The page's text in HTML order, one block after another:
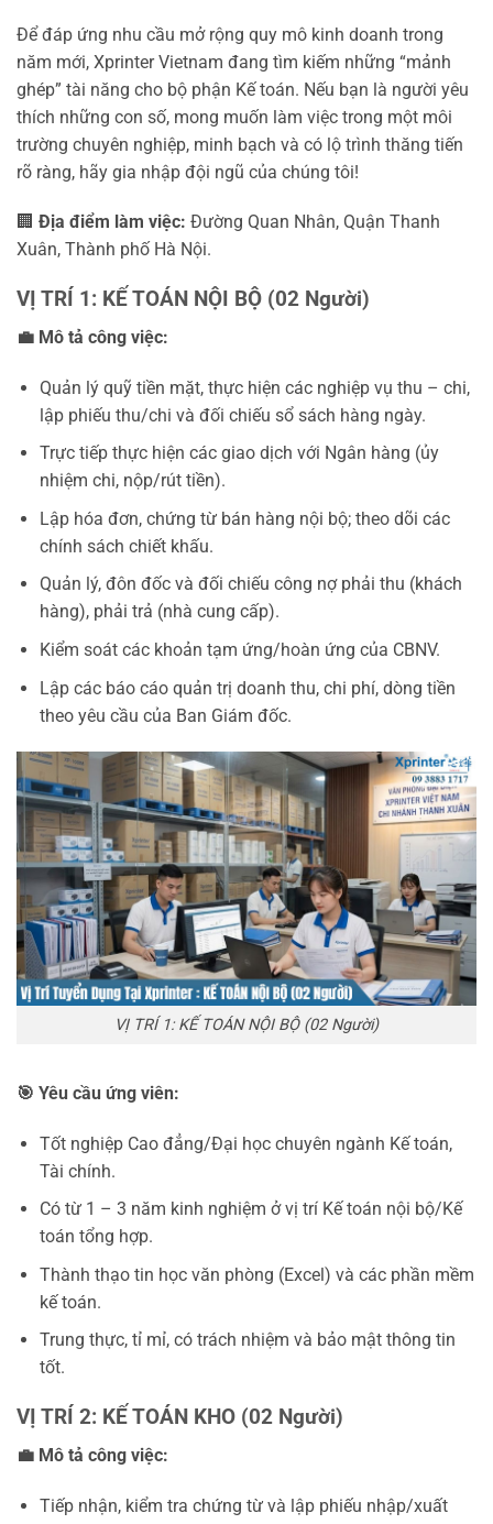
Để đáp ứng nhu cầu mở rộng quy mô kinh doanh trong
năm mới, Xprinter Vietnam đang tìm kiếm những “mảnh
ghép” tài năng cho bộ phận Kế toán. Nếu bạn là người yêu
thích những con số, mong muốn làm việc trong một môi
trường chuyên nghiệp, minh bạch và có lộ trình thăng tiến
rõ ràng, hãy gia nhập đội ngũ của chúng tôi!
🏢 Địa điểm làm việc: Đường Quan Nhân, Quận Thanh
Xuân, Thành phố Hà Nội.
VỊ TRÍ 1: KẾ TOÁN NỘI BỘ (02 Người)
💼 Mô tả công việc:
Quản lý quỹ tiền mặt, thực hiện các nghiệp vụ thu – chi,
lập phiếu thu/chi và đối chiếu sổ sách hàng ngày.
Trực tiếp thực hiện các giao dịch với Ngân hàng (ủy
nhiệm chi, nộp/rút tiền).
Lập hóa đơn, chứng từ bán hàng nội bộ; theo dõi các
chính sách chiết khấu.
Quản lý, đôn đốc và đối chiếu công nợ phải thu (khách
hàng), phải trả (nhà cung cấp).
Kiểm soát các khoản tạm ứng/hoàn ứng của CBNV.
Lập các báo cáo quản trị doanh thu, chi phí, dòng tiền
theo yêu cầu của Ban Giám đốc.
VỊ TRÍ 1: KẾ TOÁN NỘI BỘ (02 Người)
🎯 Yêu cầu ứng viên:
Tốt nghiệp Cao đẳng/Đại học chuyên ngành Kế toán,
Tài chính.
Có từ 1 – 3 năm kinh nghiệm ở vị trí Kế toán nội bộ/Kế
toán tổng hợp.
Thành thạo tin học văn phòng (Excel) và các phần mềm
kế toán.
Trung thực, tỉ mỉ, có trách nhiệm và bảo mật thông tin
tốt.
VỊ TRÍ 2: KẾ TOÁN KHO (02 Người)
💼 Mô tả công việc:
Tiếp nhận, kiểm tra chứng từ và lập phiếu nhập/xuất